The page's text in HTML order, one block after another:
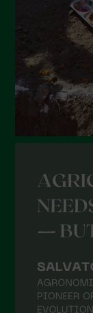
Aprile 2022
Marzo 2022
Febbraio 2022
Gennaio 2022
Dicembre 2021
Novembre 2021
Settembre 2021
Agosto 2021
Luglio 2021
Aprile 2021